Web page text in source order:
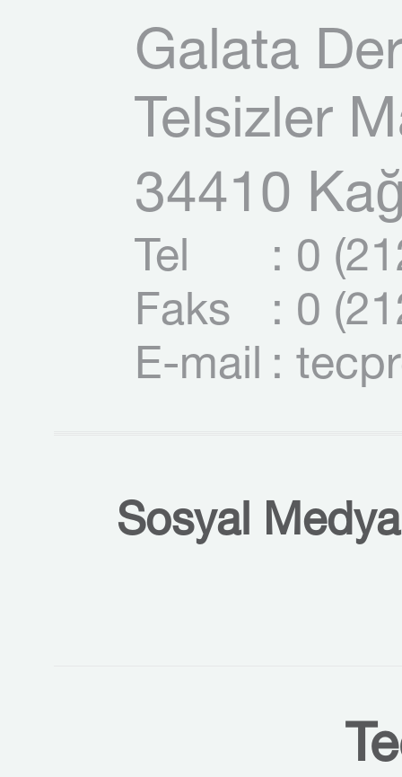
Galata
Telsizler
34410
Tel
: 0
Faks
: 0
E-mail :
Sosyal